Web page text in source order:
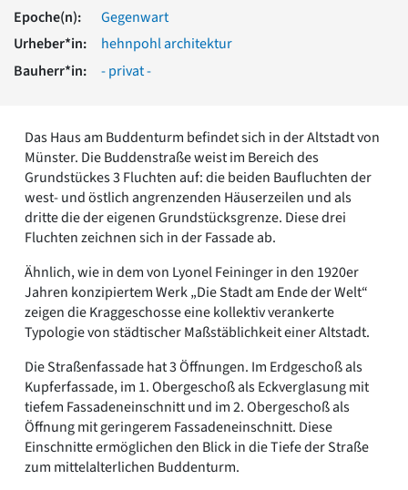
Romanik
Vorromanik
Römische Antike
Über uns
Fachbeirat
Freunde & Förderer
Kontakt
Impressum
Datenschutz
Suchbegriff eingeben
Epoche(n):
Gegenwart
Urheber*in:
hehnpohl architektur
Bauherr*in:
- privat -
Das Haus am Buddenturm befindet sich in der Altstadt von
Münster. Die Buddenstraße weist im Bereich des
Grundstückes 3 Fluchten auf: die beiden Baufluchten der
west- und östlich angrenzenden Häuserzeilen und als
dritte die der eigenen Grundstücksgrenze. Diese drei
Fluchten zeichnen sich in der Fassade ab.
Ähnlich, wie in dem von Lyonel Feininger in den 1920er
Jahren konzipiertem Werk „Die Stadt am Ende der Welt“
zeigen die Kraggeschosse eine kollektiv verankerte
Typologie von städtischer Maßstäblichkeit einer Altstadt.
Die Straßenfassade hat 3 Öffnungen. Im Erdgeschoß als
Kupferfassade, im 1. Obergeschoß als Eckverglasung mit
tiefem Fassadeneinschnitt und im 2. Obergeschoß als
Öffnung mit geringerem Fassadeneinschnitt. Diese
Einschnitte ermöglichen den Blick in die Tiefe der Straße
zum mittelalterlichen Buddenturm.